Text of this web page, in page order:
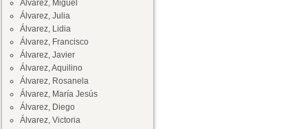
Álvarez, Miguel
Álvarez, Julia
Álvarez, Lidia
Álvarez, Francisco
Álvarez, Javier
Álvarez, Aquilino
Álvarez, Rosanela
Álvarez, María Jesús
Álvarez, Diego
Álvarez, Victoria